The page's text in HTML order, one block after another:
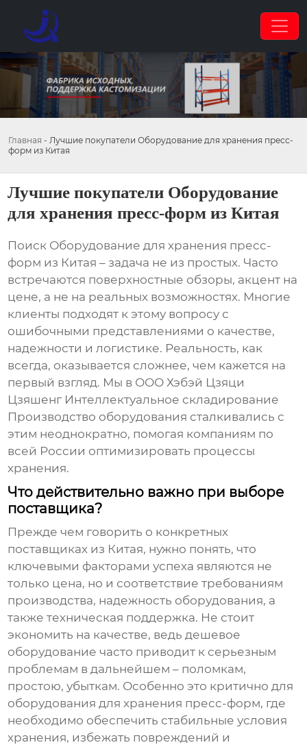
Главная - Лучшие покупатели Оборудование для хранения пресс-
форм из Китая
Лучшие покупатели Оборудование
для хранения пресс-форм из Китая
Поиск Оборудование для хранения пресс-
форм из Китая – задача не из простых. Часто
встречаются поверхностные обзоры, акцент на
цене, а не на реальных возможностях. Многие
клиенты подходят к этому вопросу с
ошибочными представлениями о качестве,
надежности и логистике. Реальность, как
всегда, оказывается сложнее, чем кажется на
первый взгляд. Мы в ООО Хэбэй Цзяци
Цзяшенг Интеллектуальное складирование
Производство оборудования сталкивались с
этим неоднократно, помогая компаниям по
всей России оптимизировать процессы
хранения.
Что действительно важно при выборе
поставщика?
Прежде чем говорить о конкретных
поставщиках из Китая, нужно понять, что
ключевыми факторами успеха являются не
только цена, но и соответствие требованиям
производства, надежность оборудования, а
также техническая поддержка. Не стоит
экономить на качестве, ведь дешевое
оборудование часто приводит к серьезным
проблемам в дальнейшем – поломкам,
простою, убыткам. Особенно это критично для
оборудования для хранения пресс-форм, где
необходимо обеспечить стабильные условия
хранения, избежать повреждений и